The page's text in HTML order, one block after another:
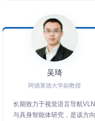
《视觉SLAM十四讲：从理论
到实践》，在国际知名期刊
IEEE Transactions on
Mechatronics、Robotics and
Autonomous Systems、
Autonomous Robots等发表
论文数篇。
吴琦
阿德莱德大学副教授
长期致力于视觉语言导航VLN
与具身智能体研究，是该方向